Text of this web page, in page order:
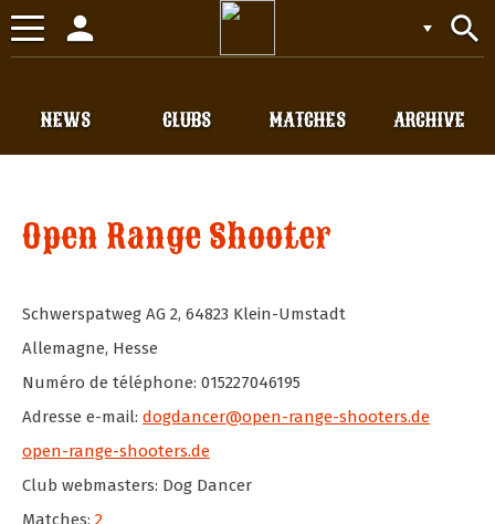
Toggle
navigation
search
person
CLUBS
NEWS MATCHES ARCHIVE
Open Range Shooter
Schwerspatweg AG 2, 64823 Klein-Umstadt
Allemagne, Hesse
Numéro de téléphone: 015227046195
Adresse e-mail: dogdancer@open-range-shooters.de
open-range-shooters.de
Club webmasters: Dog Dancer
Matches: 2